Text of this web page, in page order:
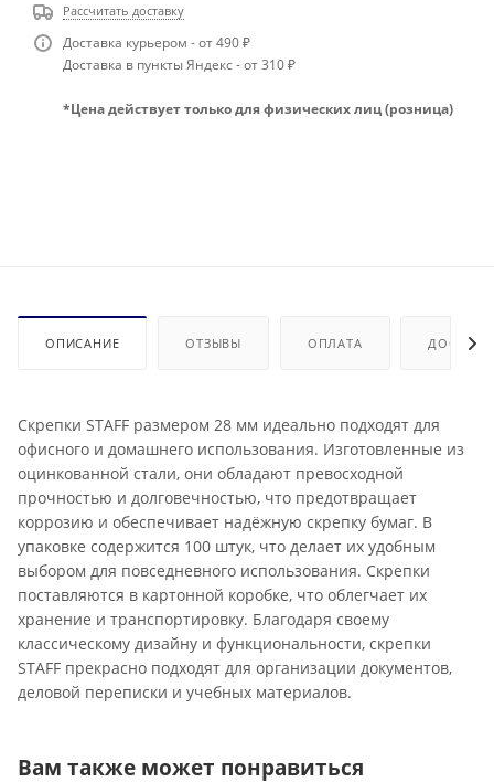
Рассчитать доставку
Доставка курьером - от 490 ₽
Доставка в пункты Яндекс - от 310 ₽
*Цена действует только для физических лиц (розница)
ОПИСАНИЕ ОТЗЫВЫ ОПЛАТА
Скрепки STAFF размером 28 мм идеально подходят для
офисного и домашнего использования. Изготовленные из
оцинкованной стали, они обладают превосходной
прочностью и долговечностью, что предотвращает
коррозию и обеспечивает надёжную скрепку бумаг. В
упаковке содержится 100 штук, что делает их удобным
выбором для повседневного использования. Скрепки
поставляются в картонной коробке, что облегчает их
хранение и транспортировку. Благодаря своему
классическому дизайну и функциональности, скрепки
STAFF прекрасно подходят для организации документов,
деловой переписки и учебных материалов.
Вам также может понравиться